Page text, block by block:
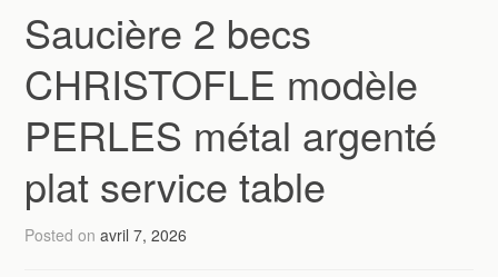
Saucière 2 becs
CHRISTOFLE modèle
PERLES métal argenté
plat service table
Posted onavril 7, 2026